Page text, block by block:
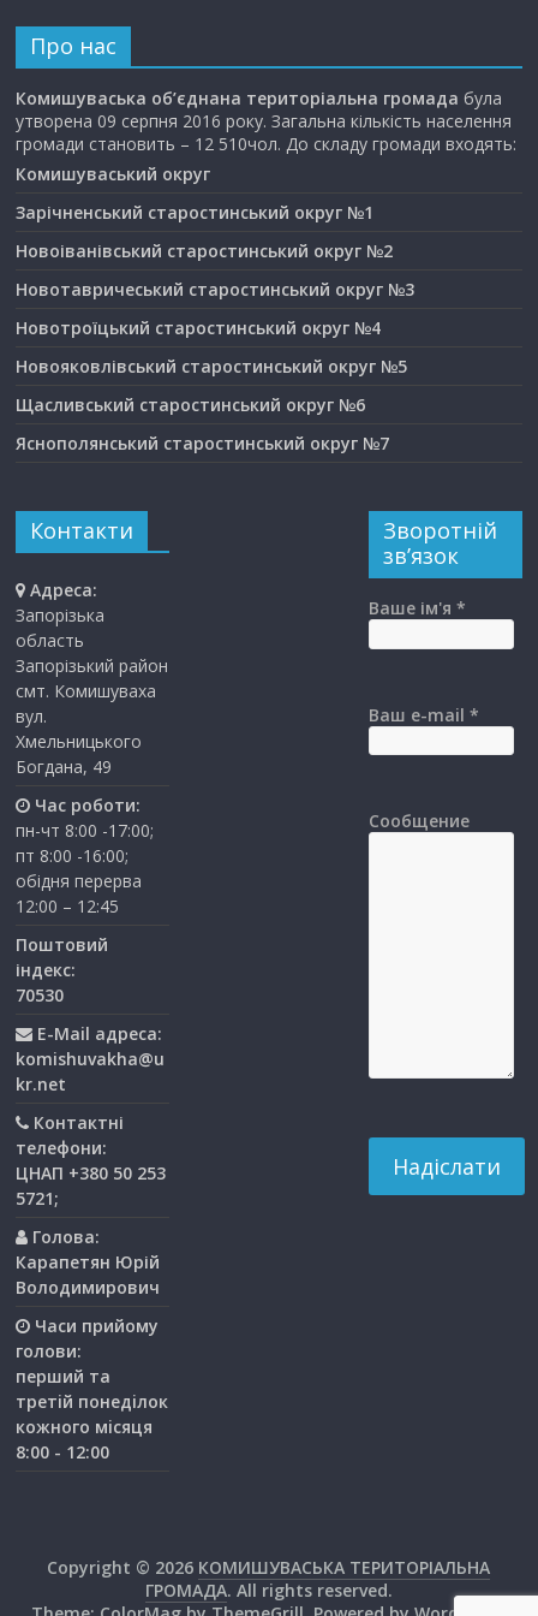
Про нас
Комишуваська об’єднана територіальна громада була
утворена 09 серпня 2016 року. Загальна кількість населення
громади становить – 12 510чол. До складу громади входять:
Комишуваський округ
Зарічненський старостинський округ №1
Новоіванівський старостинський округ №2
Новотавричеський старостинський округ №3
Новотроїцький старостинський округ №4
Новояковлівський старостинський округ №5
Щасливський старостинський округ №6
Яснополянський старостинський округ №7
Контакти
Адреса:
Запорізька
область
Запорізький район
смт. Комишуваха
вул.
Хмельницького
Богдана, 49
Час роботи:
пн-чт 8:00 -17:00;
пт 8:00 -16:00;
обідня перерва
12:00 – 12:45
Поштовий
індекс:
70530
E-Mail адреса:
komishuvakha@u
kr.net
Контактні
телефони:
ЦНАП +380 50 253
5721;
Голова:
Карапетян Юрій
Володимирович
Часи прийому
голови:
перший та
третiй понедiлок
кожного мiсяця
8:00 - 12:00
Зворотній
зв’язок
Ваше ім'я *
Ваш e-mail *
Сообщение
Copyright © 2026 КОМИШУВАСЬКА ТЕРИТОРІАЛЬНА
ГРОМАДА. All rights reserved.